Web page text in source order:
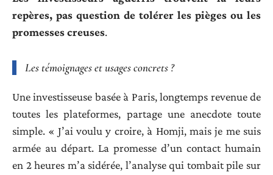
repères, pas question de tolérer les pièges ou les
promesses creuses.
Les témoignages et usages concrets ?
Une investisseuse basée à Paris, longtemps revenue de
toutes les plateformes, partage une anecdote toute
simple. « J’ai voulu y croire, à Homji, mais je me suis
armée au départ. La promesse d’un contact humain
en 2 heures m’a sidérée, l’analyse qui tombait pile sur